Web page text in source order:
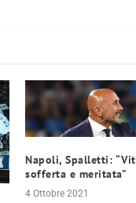
Napoli, Spalletti:
sofferta e meritata”
4 Ottobre 2021